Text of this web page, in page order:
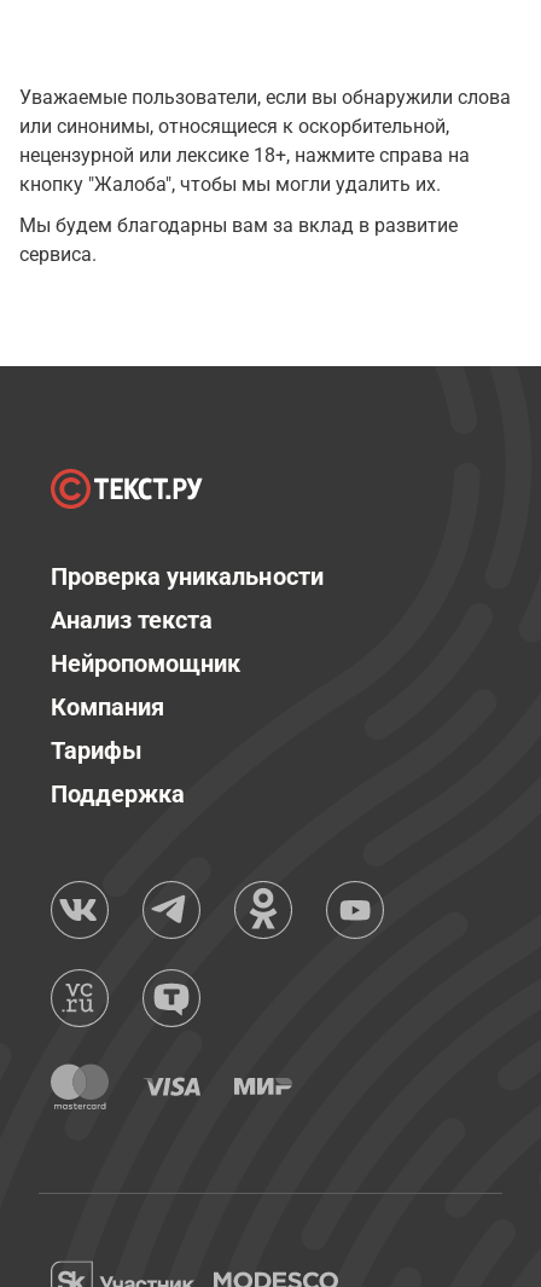
Уважаемые пользователи, если вы обнаружили слова
или синонимы, относящиеся к оскорбительной,
нецензурной или лексике 18+, нажмите справа на
кнопку "Жалоба", чтобы мы могли удалить их.
Мы будем благодарны вам за вклад в развитие
сервиса.
Проверка уникальности
Анализ текста
Нейропомощник
Компания
Тарифы
Поддержка